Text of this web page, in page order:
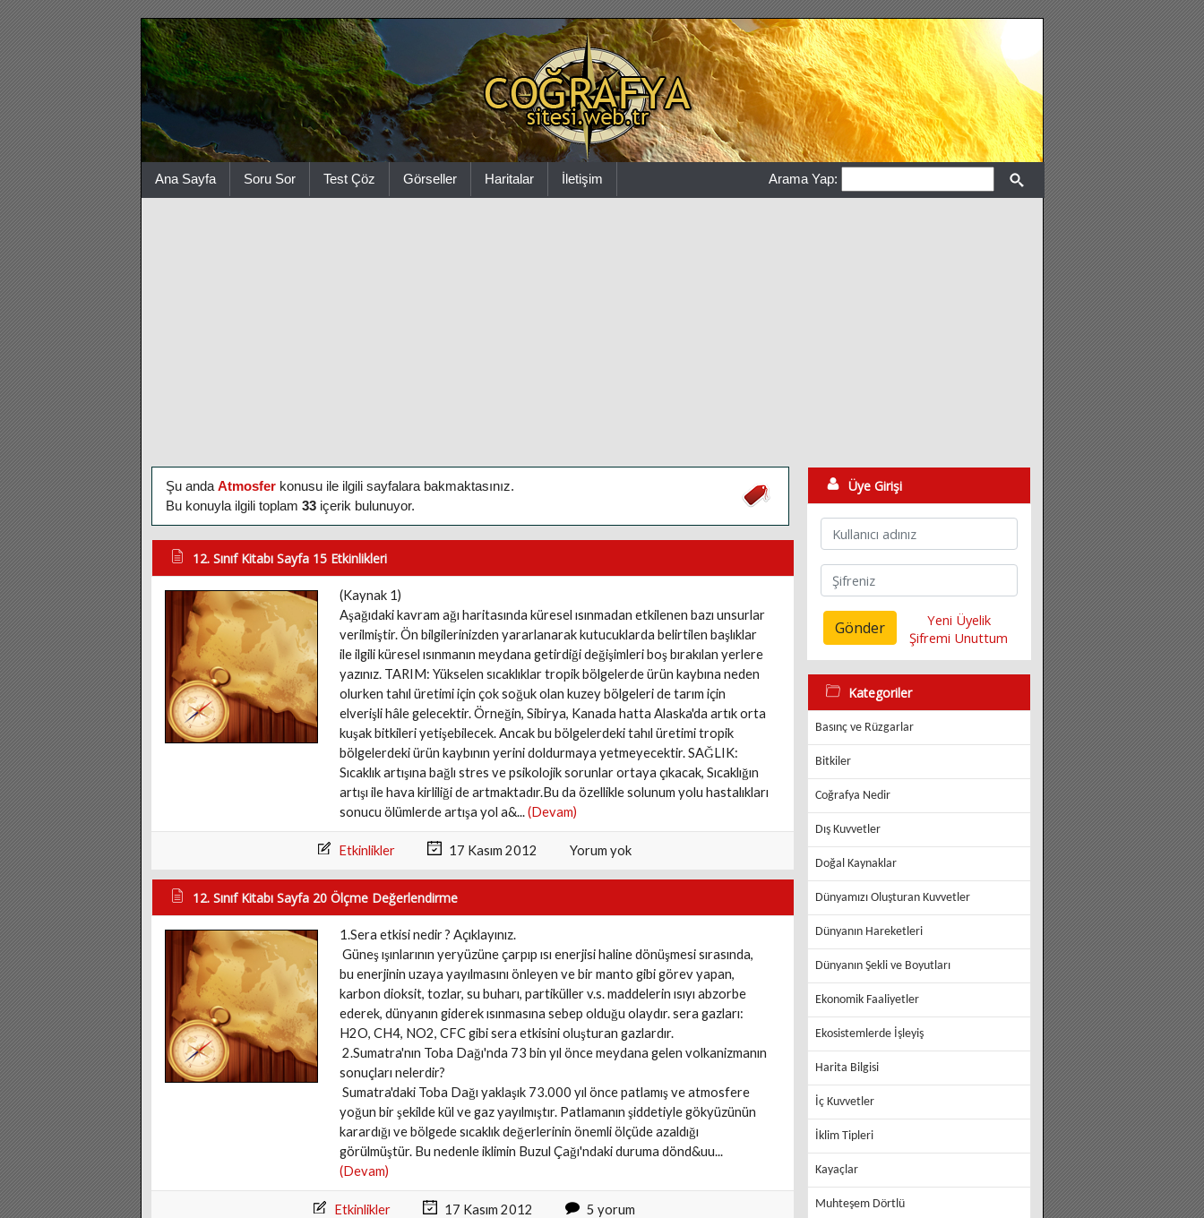
Ana Sayfa Soru Sor Test Çöz Görseller Haritalar İletişim Arama Yap:
Şu anda Atmosfer konusu ile ilgili sayfalara bakmaktasınız.
Bu konuyla ilgili toplam 33 içerik bulunuyor.
12. Sınıf Kitabı Sayfa 15 Etkinlikleri
(Kaynak 1)
Aşağıdaki kavram ağı haritasında küresel ısınmadan etkilenen bazı unsurlar
verilmiştir. Ön bilgilerinizden yararlanarak kutucuklarda belirtilen başlıklar
ile ilgili küresel ısınmanın meydana getirdiği değişimleri boş bırakılan yerlere
yazınız. TARIM: Yükselen sıcaklıklar tropik bölgelerde ürün kaybına neden
olurken tahıl üretimi için çok soğuk olan kuzey bölgeleri de tarım için
elverişli hâle gelecektir. Örneğin, Sibirya, Kanada hatta Alaska'da artık orta
kuşak bitkileri yetişebilecek. Ancak bu bölgelerdeki tahıl üretimi tropik
bölgelerdeki ürün kaybının yerini doldurmaya yetmeyecektir. SAĞLIK:
Sıcaklık artışına bağlı stres ve psikolojik sorunlar ortaya çıkacak, Sıcaklığın
artışı ile hava kirliliği de artmaktadır.Bu da özellikle solunum yolu hastalıkları
sonucu ölümlerde artışa yol a&...(Devam)
Etkinlikler 17 Kasım 2012 Yorum yok
12. Sınıf Kitabı Sayfa 20 Ölçme Değerlendirme
1.Sera etkisi nedir ? Açıklayınız.
Güneş ışınlarının yeryüzüne çarpıp ısı enerjisi haline dönüşmesi sırasında,
bu enerjinin uzaya yayılmasını önleyen ve bir manto gibi görev yapan,
karbon dioksit, tozlar, su buharı, partiküller v.s. maddelerin ısıyı abzorbe
ederek, dünyanın giderek ısınmasına sebep olduğu olaydır. sera gazları:
H2O, CH4, NO2, CFC gibi sera etkisini oluşturan gazlardır.
2.Sumatra'nın Toba Dağı'nda 73 bin yıl önce meydana gelen volkanizmanın
sonuçları nelerdir?
Sumatra'daki Toba Dağı yaklaşık 73.000 yıl önce patlamış ve atmosfere
yoğun bir şekilde kül ve gaz yayılmıştır. Patlamanın şiddetiyle gökyüzünün
karardığı ve bölgede sıcaklık değerlerinin önemli ölçüde azaldığı
görülmüştür. Bu nedenle iklimin Buzul Çağı'ndaki duruma dönd&uu...
(Devam)
Etkinlikler 17 Kasım 2012 5 yorum
Üye Girişi
Gönder
Yeni Üyelik
Şifremi Unuttum
Kategoriler
Basınç ve Rüzgarlar
Bitkiler
Coğrafya Nedir
Dış Kuvvetler
Doğal Kaynaklar
Dünyamızı Oluşturan Kuvvetler
Dünyanın Hareketleri
Dünyanın Şekli ve Boyutları
Ekonomik Faaliyetler
Ekosistemlerde İşleyiş
Harita Bilgisi
İç Kuvvetler
İklim Tipleri
Kayaçlar
Muhteşem Dörtlü